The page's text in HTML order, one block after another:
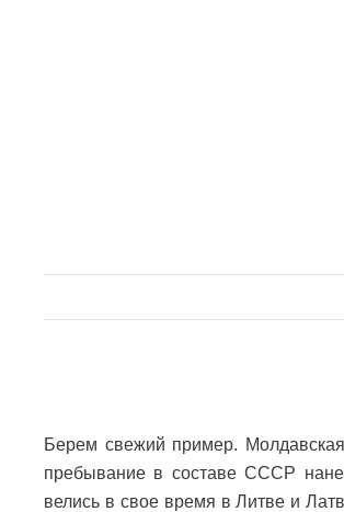
Берем свежий пример.
пребывание в составе СССР
велись в свое время в Литве и